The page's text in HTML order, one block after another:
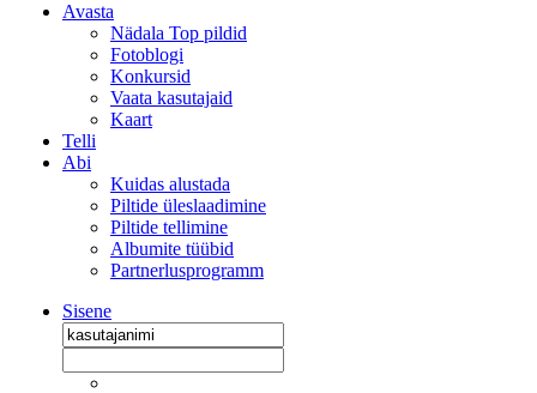
Avasta
Nädala Top pildid
Fotoblogi
Konkursid
Vaata kasutajaid
Kaart
Telli
Abi
Kuidas alustada
Piltide üleslaadimine
Piltide tellimine
Albumite tüübid
Partnerlusprogramm
Sisene